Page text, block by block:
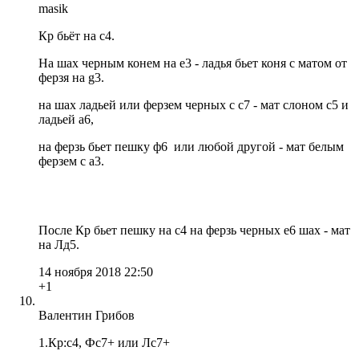
masik
Кр бьёт на с4.
На шах черным конем на е3 - ладья бьет коня с матом от
ферзя на g3.
на шах ладьей или ферзем черных с с7 - мат слоном с5 и
ладьей а6,
на ферзь бьет пешку ф6 или любой другой - мат белым
ферзем с а3.
После Кр бьет пешку на с4 на ферзь черных е6 шах - мат
на Лд5.
14 ноября 2018 22:50
+1
Валентин Грибов
1.Кр:с4, Фс7+ или Лс7+